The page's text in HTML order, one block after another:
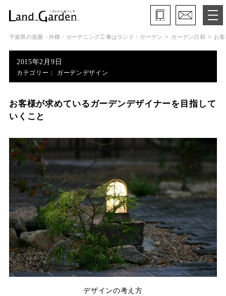
ランド・ガーデンとは
モデルガーデン
施工事例
施工の流れ
よくある質問
会社概要
店舗案内
スタッフ紹介
プライバシーポリシー
千葉県の造園・外構・ガーデニング工事はランド・ガーデン ガーデン日和 お
2015年2月9日
カテゴリー： ガーデンデザイン
お客様が求めているガーデンデザイナーを目指して
いくこと
デザインの考え方